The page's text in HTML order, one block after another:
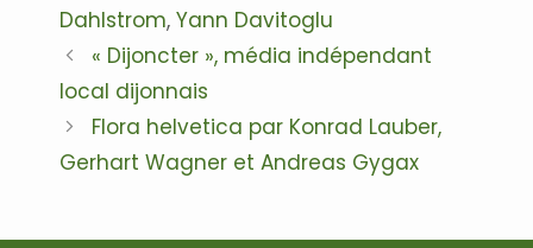
Dahlstrom, Yann Davitoglu
Navigation
des
articles
« Dijoncter », média indépendant
local dijonnais
Flora helvetica par Konrad Lauber,
Gerhart Wagner et Andreas Gygax